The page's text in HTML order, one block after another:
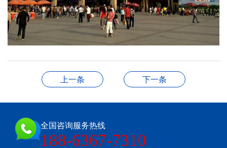
上一条 下一条
全国咨询服务热线
188-6367-7310